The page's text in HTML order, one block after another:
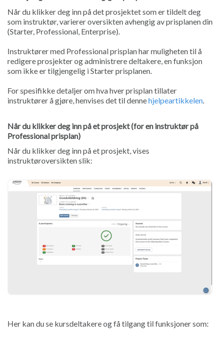
Når du klikker deg inn på det prosjektet som er tildelt deg
som instruktør, varierer oversikten avhengig av prisplanen din
(Starter, Professional, Enterprise).
Instruktører med Professional prisplan har muligheten til å
redigere prosjekter og administrere deltakere, en funksjon
som ikke er tilgjengelig i Starter prisplanen.
For spesifikke detaljer om hva hver prisplan tillater
instruktører å gjøre, henvises det til dennehjelpeartikkelen
Når du klikker deg inn på et prosjekt (for en instruktør på
Professional prisplan)
Når du klikker deg inn på et prosjekt, vises
instruktøroversikten slik:
Her kan du se kursdeltakere og få tilgang til funksjoner som: